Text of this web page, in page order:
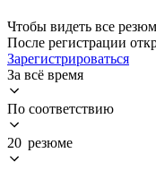
Чтобы видеть все
После регистрации
Зарегистрироваться
За всё время
По соответствию
20 резюме